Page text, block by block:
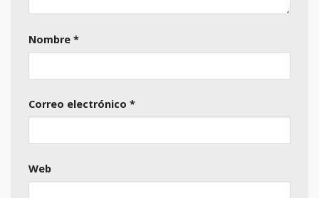
Nombre *
Correo electrónico *
Web